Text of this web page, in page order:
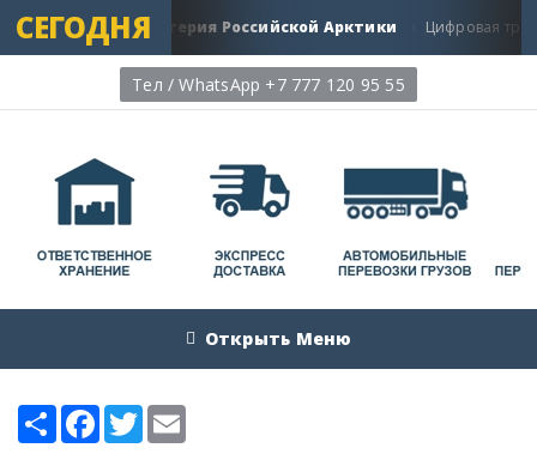
СЕГОДНЯ
Главная Артерия Российской Арктики Цифровая
Тел / WhatsApp +7 777 120 95 55
Открыть Меню
ShareFacebook
Twitter